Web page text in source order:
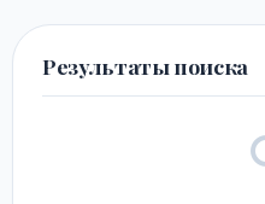
Результаты поиска